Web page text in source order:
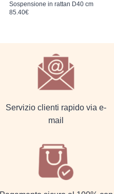
Sospensione in rattan D40 cm
85.40€
Servizio clienti rapido via e-
mail